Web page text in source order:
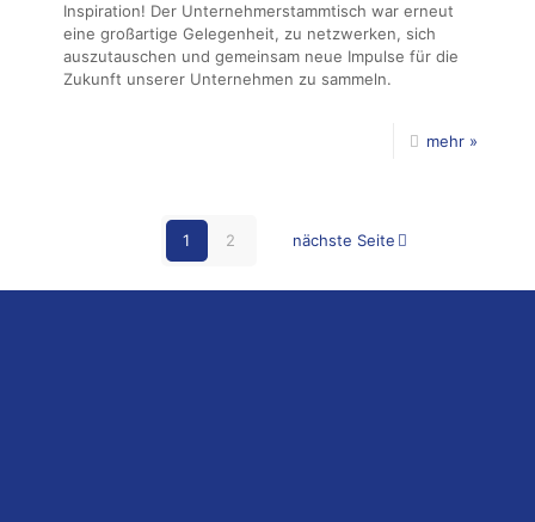
Inspiration! Der Unternehmerstammtisch war erneut
eine großartige Gelegenheit, zu netzwerken, sich
auszutauschen und gemeinsam neue Impulse für die
Zukunft unserer Unternehmen zu sammeln.
mehr »
1 2 nächste Seite